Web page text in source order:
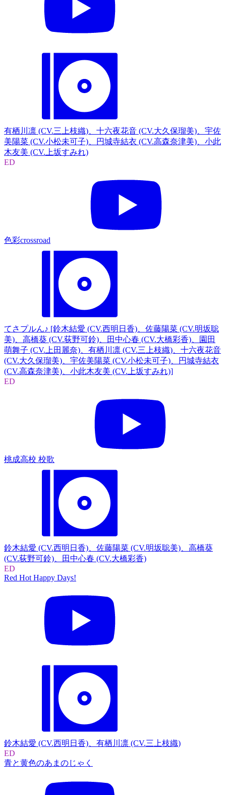
有栖川凛 (CV.三上枝織)、十六夜花音 (CV.大久保瑠美)、宇佐
美陽菜 (CV.小松未可子)、円城寺結衣 (CV.高森奈津美)、小此
木友美 (CV.上坂すみれ)
ED
色彩crossroad
てさプルん♪ [鈴木結愛 (CV.西明日香)、佐藤陽菜 (CV.明坂聡
美)、高橋葵 (CV.荻野可鈴)、田中心春 (CV.大橋彩香)、園田
萌舞子 (CV.上田麗奈)、有栖川凛 (CV.三上枝織)、十六夜花音
(CV.大久保瑠美)、宇佐美陽菜 (CV.小松未可子)、円城寺結衣
(CV.高森奈津美)、小此木友美 (CV.上坂すみれ)]
ED
桃成高校 校歌
鈴木結愛 (CV.西明日香)、佐藤陽菜 (CV.明坂聡美)、高橋葵
(CV.荻野可鈴)、田中心春 (CV.大橋彩香)
ED
Red Hot Happy Days!
鈴木結愛 (CV.西明日香)、有栖川凛 (CV.三上枝織)
ED
青と黄色のあまのじゃく